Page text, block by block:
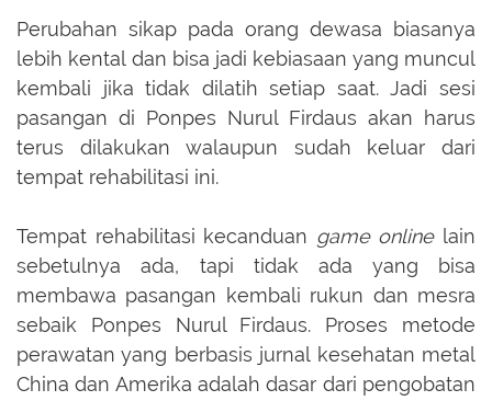
Perubahan sikap pada orang dewasa biasanya
lebih kental dan bisa jadi kebiasaan yang muncul
kembali jika tidak dilatih setiap saat. Jadi sesi
pasangan di Ponpes Nurul Firdaus akan harus
terus dilakukan walaupun sudah keluar dari
tempat rehabilitasi ini.
Tempat rehabilitasi kecanduan game onlinelain
sebetulnya ada, tapi tidak ada yang bisa
membawa pasangan kembali rukun dan mesra
sebaik Ponpes Nurul Firdaus. Proses metode
perawatan yang berbasis jurnal kesehatan metal
China dan Amerika adalah dasar dari pengobatan